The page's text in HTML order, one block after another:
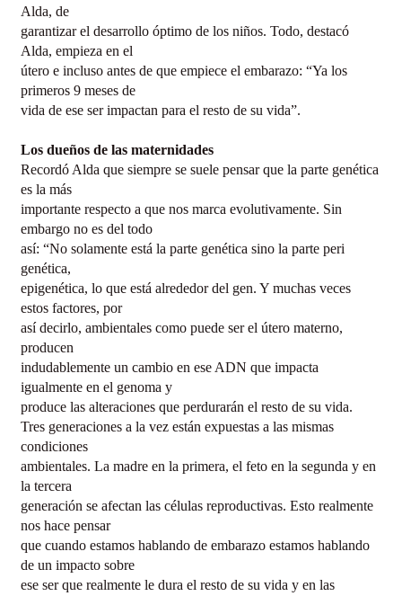
Alda, de
garantizar el desarrollo óptimo de los niños. Todo, destacó
Alda, empieza en el
útero e incluso antes de que empiece el embarazo: “Ya los
primeros 9 meses de
vida de ese ser impactan para el resto de su vida”.
Los dueños de las maternidades
Recordó Alda que siempre se suele pensar que la parte genética
es la más
importante respecto a que nos marca evolutivamente. Sin
embargo no es del todo
así: “No solamente está la parte genética sino la parte peri
genética,
epigenética, lo que está alrededor del gen. Y muchas veces
estos factores, por
así decirlo, ambientales como puede ser el útero materno,
producen
indudablemente un cambio en ese ADN que impacta
igualmente en el genoma y
produce las alteraciones que perdurarán el resto de su vida.
Tres generaciones a la vez están expuestas a las mismas
condiciones
ambientales. La madre en la primera, el feto en la segunda y en
la tercera
generación se afectan las células reproductivas. Esto realmente
nos hace pensar
que cuando estamos hablando de embarazo estamos hablando
de un impacto sobre
ese ser que realmente le dura el resto de su vida y en las